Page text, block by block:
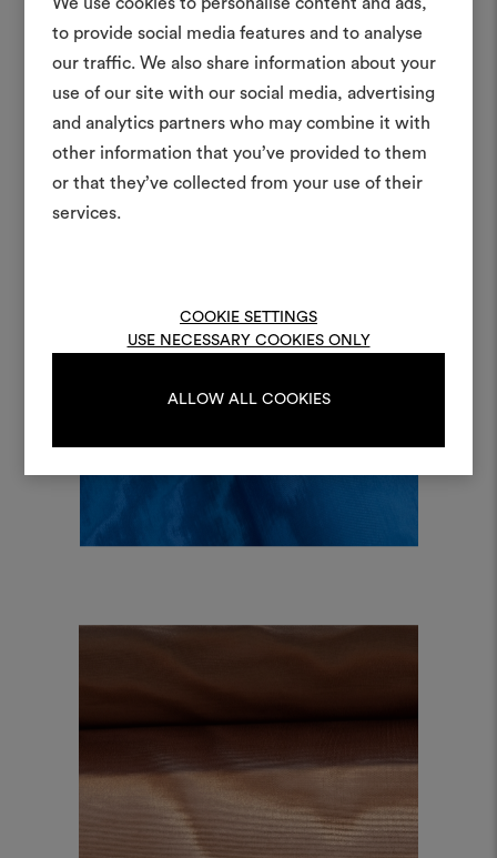
to provide social media features and to analyse
our traffic. We also share information about your
use of our site with our social media, advertising
and analytics partners who may combine it with
other information that you’ve provided to them
or that they’ve collected from your use of their
services.
COOKIE SETTINGS
USE NECESSARY COOKIES ONLY
ALLOW ALL COOKIES
Créer
Un instrument interactif
à vos idées et les partager,
des matériaux et des